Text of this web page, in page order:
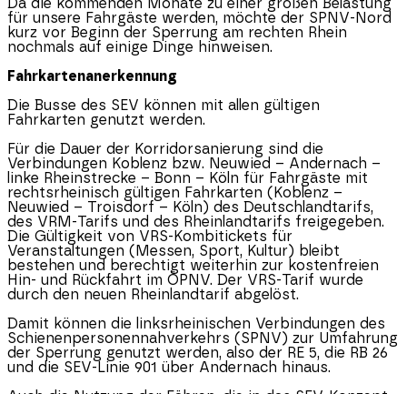
Da die kommenden Monate zu einer großen Belastung
für unsere Fahrgäste werden, möchte der SPNV-Nord
kurz vor Beginn der Sperrung am rechten Rhein
nochmals auf einige Dinge hinweisen.
Fahrkartenanerkennung
Die Busse des SEV können mit allen gültigen
Fahrkarten genutzt werden.
Für die Dauer der Korridorsanierung sind die
Verbindungen Koblenz bzw. Neuwied – Andernach –
linke Rheinstrecke – Bonn – Köln für Fahrgäste mit
rechtsrheinisch gültigen Fahrkarten (Koblenz –
Neuwied – Troisdorf – Köln) des Deutschlandtarifs,
des VRM-Tarifs und des Rheinlandtarifs freigegeben.
Die Gültigkeit von VRS-Kombitickets für
Veranstaltungen (Messen, Sport, Kultur) bleibt
bestehen und berechtigt weiterhin zur kostenfreien
Hin- und Rückfahrt im ÖPNV. Der VRS-Tarif wurde
durch den neuen Rheinlandtarif abgelöst.
Damit können die linksrheinischen Verbindungen des
Schienenpersonennahverkehrs (SPNV) zur Umfahrung
der Sperrung genutzt werden, also der RE 5, die RB 26
und die SEV-Linie 901 über Andernach hinaus.